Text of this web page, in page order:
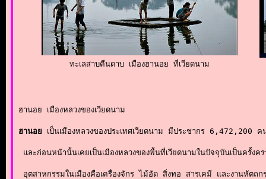
ทะเลสาบคืนดาบ เมืองฮานอย ที่เวียดนาม
ฮานอย เมืองหลวงของเวียดนาม
ฮานอย เป็นเมืองหลวงของประเทศเวียดนาม มีประชากร 6,472,200
และก่อนหน้านั้นเคยเป็นเมืองหลวงของพื้นที่เวียดนามในปัจจุบันเป็นค
อุตสาหกรรมในเมืองคือเครื่องจักร ไม้อัด สิ่งทอ สารเคมี และงานหัตถก